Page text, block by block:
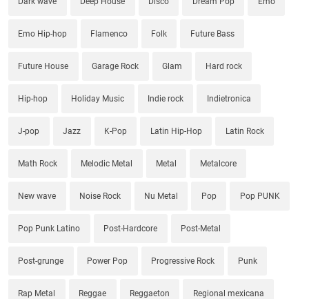
Emo Hip-hop Flamenco Folk Future Bass
Future House Garage Rock Glam Hard rock
Hip-hop Holiday Music Indie rock Indietronica
J-pop Jazz K-Pop Latin Hip-Hop Latin Rock
Math Rock Melodic Metal Metal Metalcore
New wave Noise Rock Nu Metal Pop Pop PUNK
Pop Punk Latino Post-Hardcore Post-Metal
Post-grunge Power Pop Progressive Rock Punk
Rap Metal Reggae Reggaeton Regional mexicana